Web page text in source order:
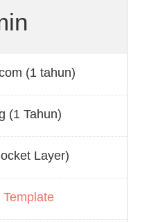
(1 tahun)
(1 Tahun)
Layer)